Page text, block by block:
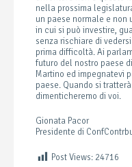
nella prossima
un paese normale e non
in cui si può investire,
senza rischiare di
prima difficoltà. Ai
futuro del nostro paese
Martino ed impegnatevi
paese. Quando si
dimenticheremo di voi.
Gionata Pacor
Presidente di
Post Views: 24716